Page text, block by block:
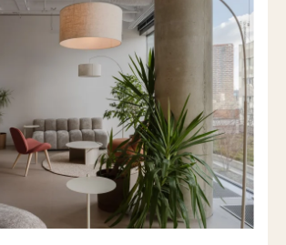
–
kreativita
ako
motor
ekonomiky”